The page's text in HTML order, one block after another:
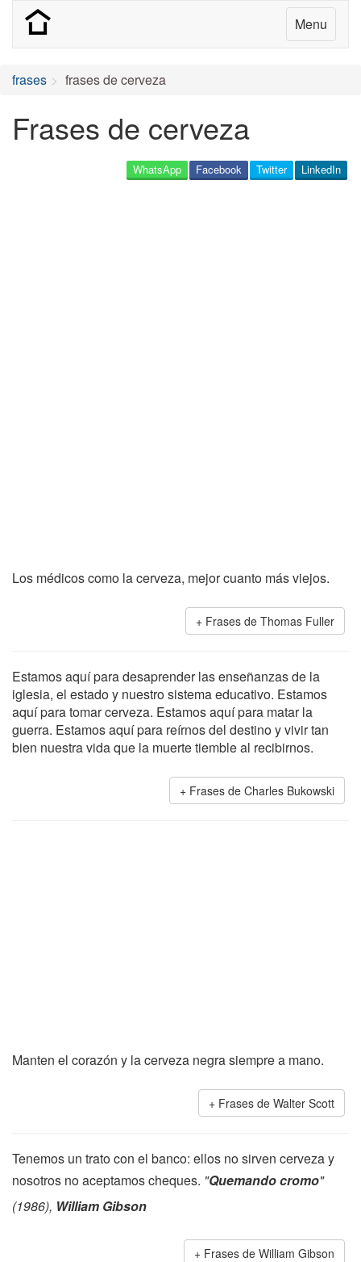
Menu
frases frases de cerveza
Frases de cerveza
LinkedIn
Twitter
Facebook
WhatsApp
Los médicos como la cerveza, mejor cuanto más viejos.
Frases de Thomas Fuller
Estamos aquí para desaprender las enseñanzas de la
iglesia, el estado y nuestro sistema educativo. Estamos
aquí para tomar cerveza. Estamos aquí para matar la
guerra. Estamos aquí para reírnos del destino y vivir tan
bien nuestra vida que la muerte tiemble al recibirnos.
Frases de Charles Bukowski
Manten el corazón y la cerveza negra siempre a mano.
Frases de Walter Scott
Tenemos un trato con el banco: ellos no sirven cerveza y
nosotros no aceptamos cheques. "Quemando cromo"
(1986), William Gibson
Frases de William Gibson